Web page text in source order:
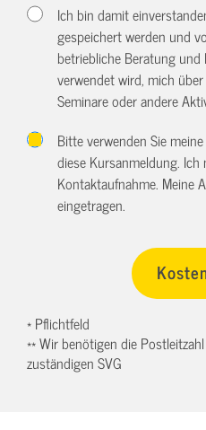
Ich bin damit
gespeichert werden und
betriebliche Beratung
verwendet wird, mich
Seminare oder andere
Bitte verwenden Sie
diese Kursanmeldung.
Kontaktaufnahme. Meine
eingetragen.
* Pflichtfeld
** Wir benötigen die
zuständigen SVG